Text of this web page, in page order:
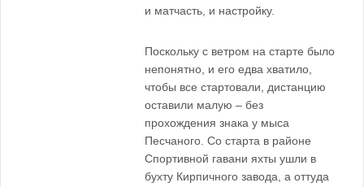
и матчасть, и настройку.
Поскольку с ветром на старте было
непонятно, и его едва хватило,
чтобы все стартовали, дистанцию
оставили малую – без
прохождения знака у мыса
Песчаного. Со старта в районе
Спортивной гавани яхты ушли в
бухту Кирпичного завода, а оттуда